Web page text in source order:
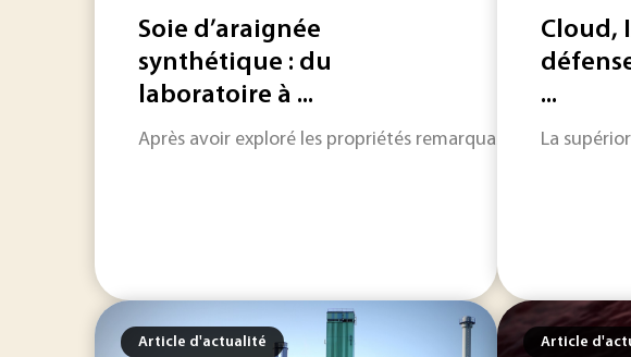
Soie d’araignée
synthétique : du
laboratoire à ...
Après avoir exploré les propriétés remarquables de la soie
Cloud,
...
La
Article d'actualité Article